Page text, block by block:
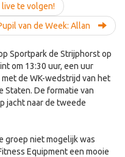
te volgen!
van de Week: Allan
Sportpark de Strijphorst op
om 13:30 uur, een uur
de WK-wedstrijd van het
Staten. De formatie van
jacht naar de tweede
groep niet mogelijk was
Equipment een mooie